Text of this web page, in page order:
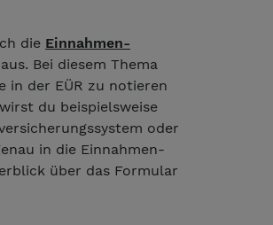
die Einnahmen-
Bei diesem Thema
in der EÜR zu notieren
du beispielsweise
oder
in die Einnahmen-
über das Formular